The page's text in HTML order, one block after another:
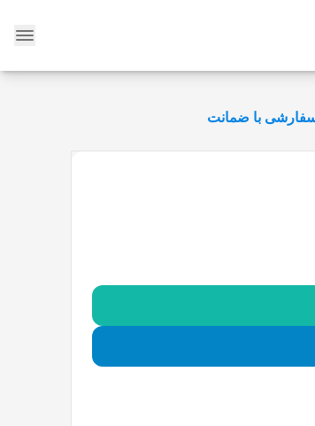
با ضمانت